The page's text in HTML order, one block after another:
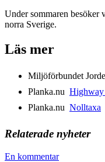
Under sommaren
norra Sverige.
Läs mer
Miljöförbundet
Planka.nu 
Planka.nu  Nolltaxa
Relaterade nyheter
En kommentar